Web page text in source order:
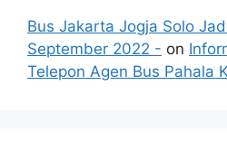
Bus Jakarta Jogja Solo
September 2022 - on
Telepon Agen Bus Pahala